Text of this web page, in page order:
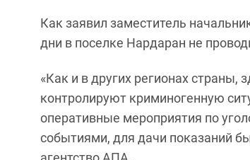
Как заявил заместитель
дни в поселке Нардаран не
«Как и в других регионах страны,
контролируют криминогенную
оперативные мероприятия по
событиями, для дачи показаний